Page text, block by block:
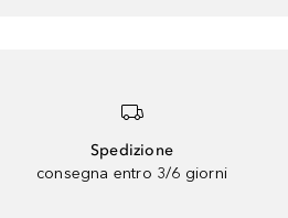
Spedizione
consegna entro 3/6 giorni